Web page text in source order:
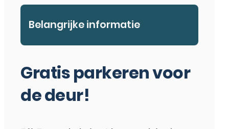
Belangrijke informatie
Gratis parkeren voor
de deur!